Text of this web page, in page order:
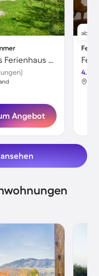
Familienfreundliches tolles Ferienhaus mit Garten und Terrasse | Haustiere sind willkommen
Angebot
ab
4.7